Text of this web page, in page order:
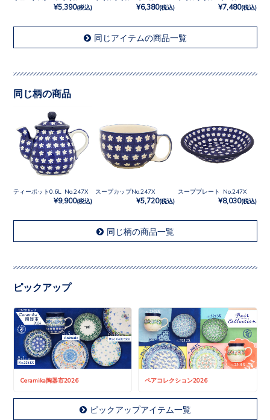
¥5,390(税込) ¥6,380(税込) ¥7,480(税込)
同じアイテムの商品一覧
同じ柄の商品
ティーポット0.6L No.247X
¥9,900(税込)
スープカップNo.247X
¥5,720(税込)
スーププレート No.247X
¥8,030(税込)
同じ柄の商品一覧
ピックアップ
Ceramika陶器市2026 ペアコレクション2026
ピックアップアイテム一覧